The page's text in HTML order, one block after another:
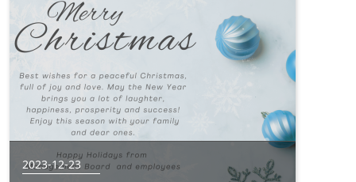
2023-12-23